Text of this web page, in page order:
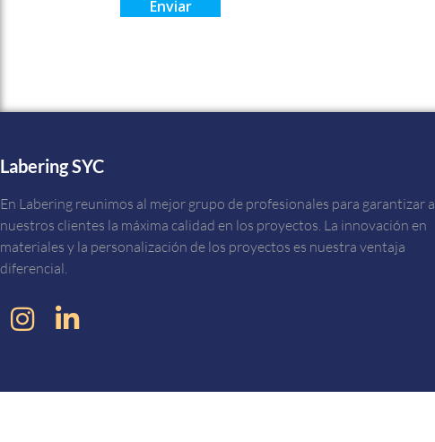
Enviar
Labering SYC
En Labering reunimos al mejor grupo de profesionales para garantizar a
nuestros clientes la máxima calidad en los proyectos. La innovación en
materiales y la personalización de los proyectos es nuestra ventaja
diferencial.